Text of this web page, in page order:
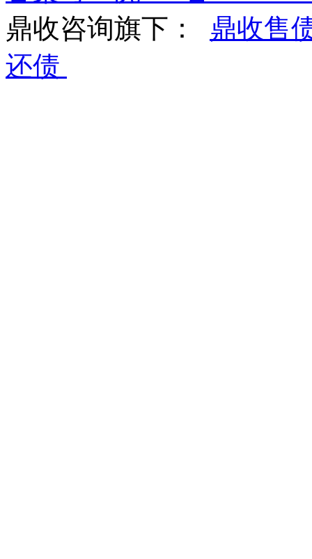
鼎收咨询旗下： 鼎收售
还债